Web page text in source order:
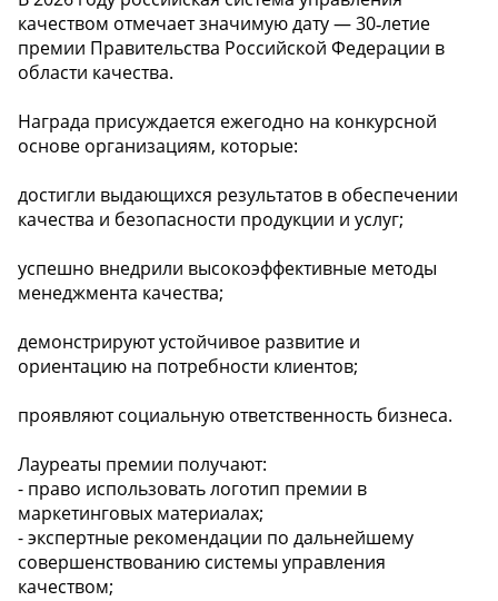
качеством отмечает значимую дату — 30‑летие
премии Правительства Российской Федерации в
области качества.
Награда присуждается ежегодно на конкурсной
основе организациям, которые:
достигли выдающихся результатов в обеспечении
качества и безопасности продукции и услуг;
успешно внедрили высокоэффективные методы
менеджмента качества;
демонстрируют устойчивое развитие и
ориентацию на потребности клиентов;
проявляют социальную ответственность бизнеса.
Лауреаты премии получают:
- право использовать логотип премии в
маркетинговых материалах;
- экспертные рекомендации по дальнейшему
совершенствованию системы управления
качеством;